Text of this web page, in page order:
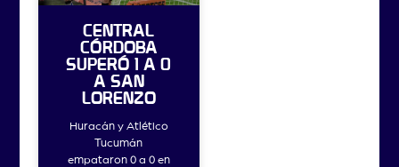
CENTRAL
CÓRDOBA
SUPERÓ 1 A 0
A SAN
LORENZO
Huracán y Atlético
Tucumán
empataron 0 a 0 en